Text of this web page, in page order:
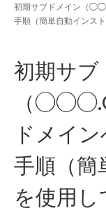
初期サブドメイン（
手順（簡単自動インス
初期サブ
（
ドメイ
手順（簡
を使用し